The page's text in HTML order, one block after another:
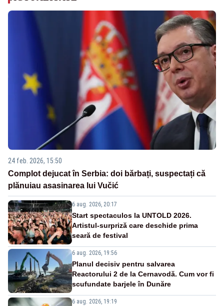
24 feb. 2026, 15:50
Complot dejucat în Serbia: doi bărbați, suspectați că
plănuiau asasinarea lui Vučić
6 aug. 2026, 20:17
Start spectaculos la UNTOLD 2026.
Artistul-surpriză care deschide prima
seară de festival
6 aug. 2026, 19:56
Planul decisiv pentru salvarea
Reactorului 2 de la Cernavodă. Cum vor fi
scufundate barjele în Dunăre
6 aug. 2026, 19:19